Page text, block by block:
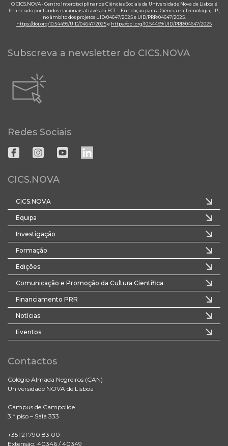
O CICS.NOVA - Centro Interdisciplinar de Ciências Sociais da Universidade Nova de Lisboa é
financiado por fundos nacionais através da FCT – Fundação para a Ciência e a Tecnologia, I.P.,
no âmbito dos projetos UID/04647/2025 e UID/PRR/04647/2025.
https://doi.org/10.54499/UID/04647/2025e https://doi.org/10.54499/UID/PRR/04647/2025
Subscreva a newsletter do CICS.NOVA
Redes Sociais
CICS.NOVA
CICS.NOVA
Equipa
Investigação
Formação
Edições
Comunicação e Promoção da Cultura Científica
Financiamento PRR
Notícias
Eventos
Contactos
Colégio Almada Negreiros (CAN)
Universidade NOVA de Lisboa
Campus de Campolide
3.º piso – Sala 333
+351 21 790 83 00
Extensão: 40346 / 40349